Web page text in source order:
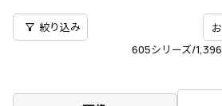
605シリーズ/
filter_alt 絞り込み